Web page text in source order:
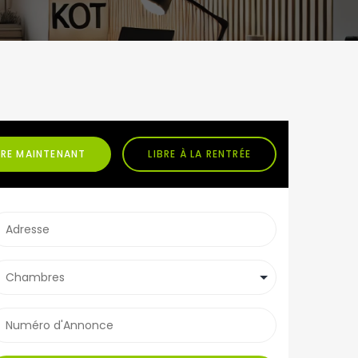
MAINTENANT LIBRE À LA RENTRÉE